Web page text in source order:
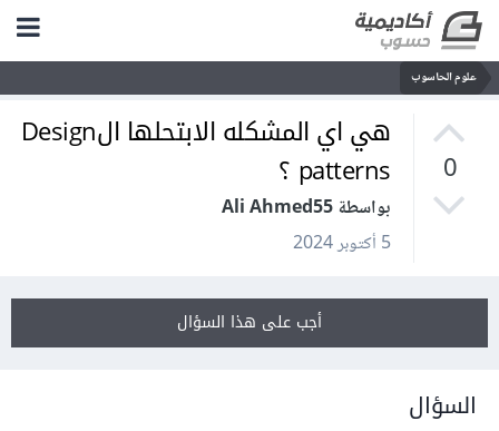
علوم الحاسوب
0
هي اي المشكله الابتحلها الDesign
patterns ؟
بواسطة Ali Ahmed55
5 أكتوبر 2024
أجب على هذا السؤال
السؤال